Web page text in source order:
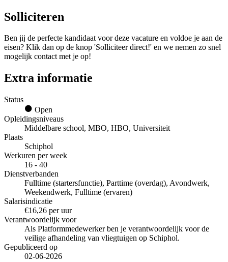
Solliciteren
Ben jij de perfecte kandidaat voor deze vacature en voldoe je aan de
eisen? Klik dan op de knop 'Solliciteer direct!' en we nemen zo snel
mogelijk contact met je op!
Extra informatie
Status
Open
Opleidingsniveaus
Middelbare school, MBO, HBO, Universiteit
Plaats
Schiphol
Werkuren per week
16 - 40
Dienstverbanden
Fulltime (startersfunctie), Parttime (overdag), Avondwerk,
Weekendwerk, Fulltime (ervaren)
Salarisindicatie
€16,26 per uur
Verantwoordelijk voor
Als Platformmedewerker ben je verantwoordelijk voor de
veilige afhandeling van vliegtuigen op Schiphol.
Gepubliceerd op
02-06-2026